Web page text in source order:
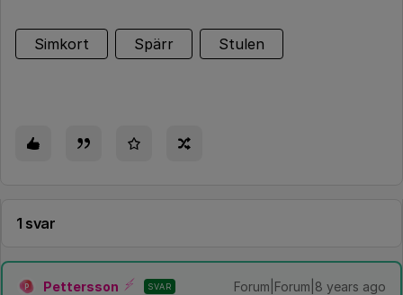
Simkort Spärr Stulen
1 svar
P Pettersson SVAR Forum|Forum|8 years ago